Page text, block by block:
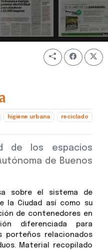
higiene urbana reciclado
de los espacios
de Buenos
sobre el sistema de
la Ciudad así como su
de contenedores en
diferenciada para
porteños relacionados
Material recopilado